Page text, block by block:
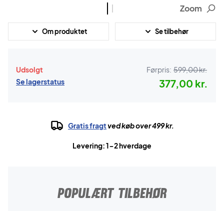
Zoom
Om produktet Se tilbehør
Udsolgt
Se lagerstatus
Førpris: 599,00 kr.
377,00 kr.
Gratis fragtved køb over 499 kr.
Levering: 1-2 hverdage
POPULÆRT TILBEHØR